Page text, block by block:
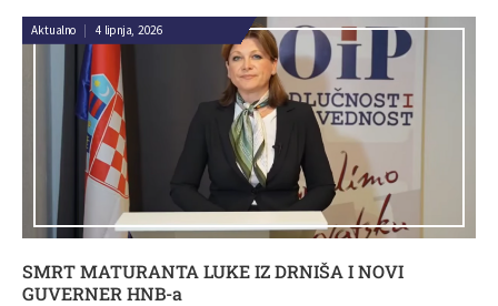
SMRT MATURANTA LUKE IZ DRNIŠA I NOVI
GUVERNER HNB-a
Aktualno | 4 lipnja, 2026